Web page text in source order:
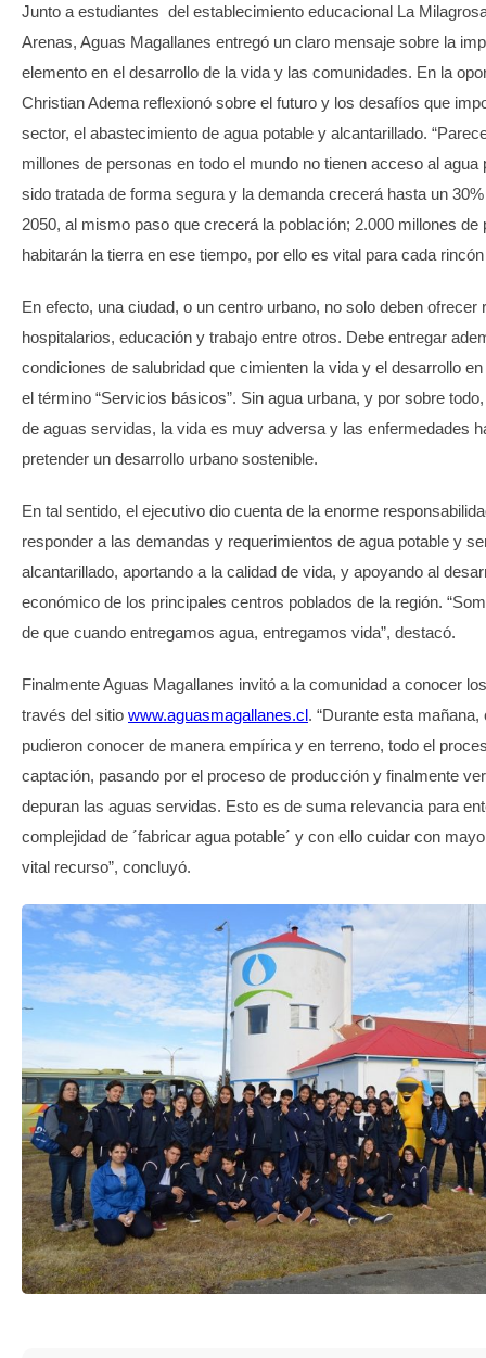
Junto a estudiantes del establecimiento educacional La
Arenas, Aguas Magallanes entregó un claro mensaje sobre la
elemento en el desarrollo de la vida y las comunidades. En la
Christian Adema reflexionó sobre el futuro y los desafíos que
sector, el abastecimiento de agua potable y alcantarillado.
millones de personas en todo el mundo no tienen acceso al agua
sido tratada de forma segura y la demanda crecerá hasta un
2050, al mismo paso que crecerá la población; 2.000 millones de
habitarán la tierra en ese tiempo, por ello es vital para cada rincón
En efecto, una ciudad, o un centro urbano, no solo deben ofrecer
hospitalarios, educación y trabajo entre otros. Debe entregar
condiciones de salubridad que cimienten la vida y el desarrollo
el término “Servicios básicos”. Sin agua urbana, y por sobre
de aguas servidas, la vida es muy adversa y las enfermedades
pretender un desarrollo urbano sostenible.
En tal sentido, el ejecutivo dio cuenta de la enorme
responder a las demandas y requerimientos de agua potable y
alcantarillado, aportando a la calidad de vida, y apoyando al
económico de los principales centros poblados de la región.
de que cuando entregamos agua, entregamos vida”, destacó.
Finalmente Aguas Magallanes invitó a la comunidad a conocer
través del sitio www.aguasmagallanes.cl. “Durante esta
pudieron conocer de manera empírica y en terreno, todo el
captación, pasando por el proceso de producción y finalmente
depuran las aguas servidas. Esto es de suma relevancia para
complejidad de ´fabricar agua potable´ y con ello cuidar con
vital recurso”, concluyó.